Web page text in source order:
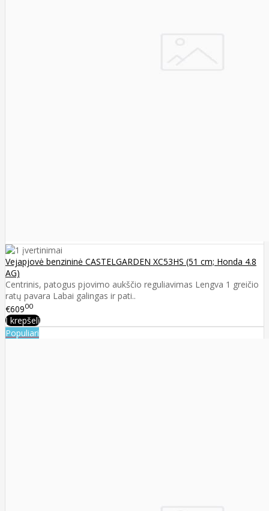
Vejapjovė benzininė CASTELGARDEN XC53HS (51 cm; Honda 4.8
AG)
Centrinis, patogus pjovimo aukščio reguliavimas Lengva 1 greičio
ratų pavara Labai galingas ir pati..
€60900
Į krepšelį
Populiari